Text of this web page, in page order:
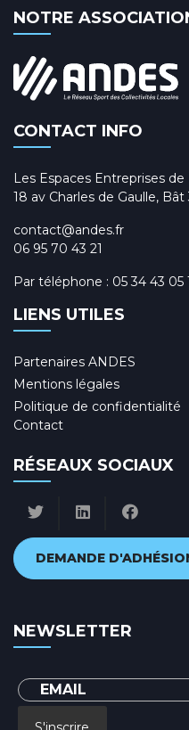
NOTRE
CONTACT INFO
Les Espaces Entreprises
18 av Charles de Gaulle, Bât
contact@andes.fr
06 95 70 43 21
Par téléphone : 05 34 43 05
LIENS UTILES
Partenaires ANDES
Mentions légales
Politique de confidentialité
Contact
RÉSEAUX SOCIAUX
DEMANDE
NEWSLETTER